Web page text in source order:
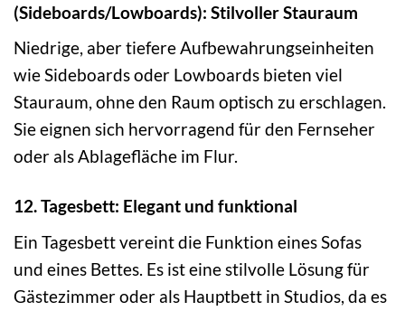
(Sideboards/Lowboards): Stilvoller Stauraum
Niedrige, aber tiefere Aufbewahrungseinheiten
wie Sideboards oder Lowboards bieten viel
Stauraum, ohne den Raum optisch zu erschlagen.
Sie eignen sich hervorragend für den Fernseher
oder als Ablagefläche im Flur.
12. Tagesbett: Elegant und funktional
Ein Tagesbett vereint die Funktion eines Sofas
und eines Bettes. Es ist eine stilvolle Lösung für
Gästezimmer oder als Hauptbett in Studios, da es